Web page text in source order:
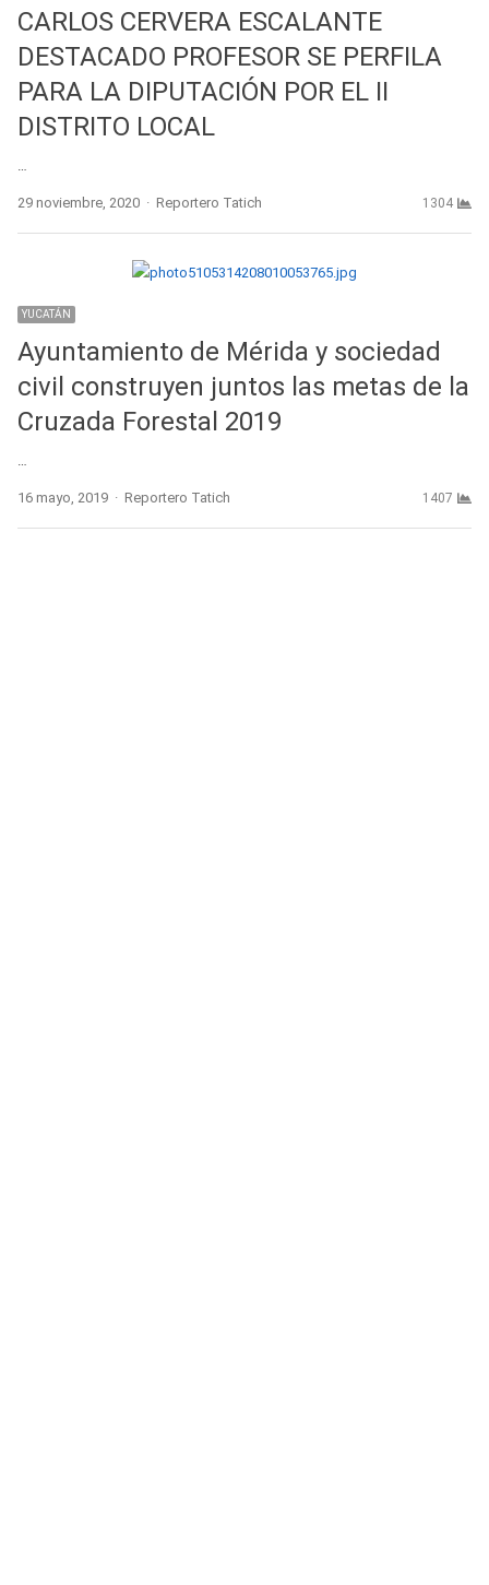
CARLOS CERVERA ESCALANTE
DESTACADO PROFESOR SE PERFILA
PARA LA DIPUTACIÓN POR EL II
DISTRITO LOCAL
…
29 noviembre, 2020 Author
Reportero Tatich 1304
YUCATÁN
Ayuntamiento de Mérida y sociedad
civil construyen juntos las metas de la
Cruzada Forestal 2019
…
16 mayo, 2019 Author
Reportero Tatich 1407